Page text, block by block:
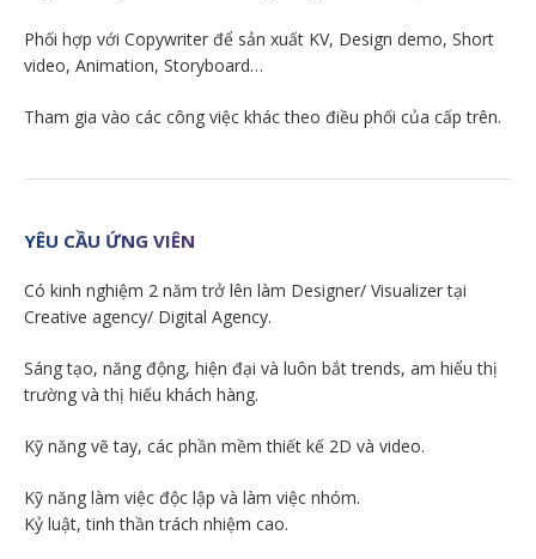
Phối hợp với Copywriter để sản xuất KV, Design demo, Short
video, Animation, Storyboard…
Tham gia vào các công việc khác theo điều phối của cấp trên.
YÊU CẦU ỨNG VIÊN
Có kinh nghiệm 2 năm trở lên làm Designer/ Visualizer tại
Creative agency/ Digital Agency.
Sáng tạo, năng động, hiện đại và luôn bắt trends, am hiểu thị
trường và thị hiếu khách hàng.
Kỹ năng vẽ tay, các phần mềm thiết kế 2D và video.
Kỹ năng làm việc độc lập và làm việc nhóm.
Kỷ luật, tinh thần trách nhiệm cao.